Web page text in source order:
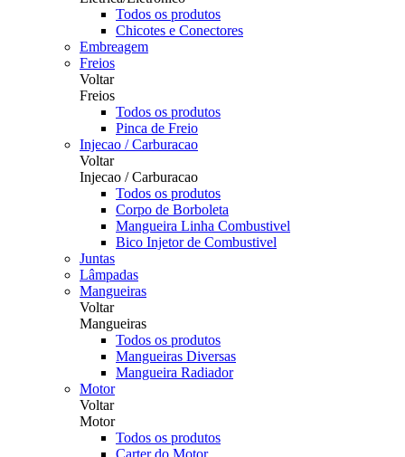
Todos os produtos
Chicotes e Conectores
Embreagem
Freios
Voltar
Freios
Todos os produtos
Pinca de Freio
Injecao / Carburacao
Voltar
Injecao / Carburacao
Todos os produtos
Corpo de Borboleta
Mangueira Linha Combustivel
Bico Injetor de Combustivel
Juntas
Lâmpadas
Mangueiras
Voltar
Mangueiras
Todos os produtos
Mangueiras Diversas
Mangueira Radiador
Motor
Voltar
Motor
Todos os produtos
Carter do Motor